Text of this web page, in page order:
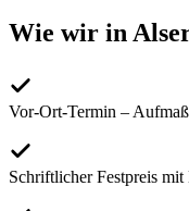
Wie wir in
Vor-Ort-Termin –
Schriftlicher Festpreis